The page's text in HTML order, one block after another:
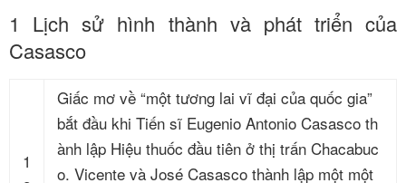
1
Lịch sử hình thành và phát triển của
Casasco
1
Giấc mơ về “một tương lai vĩ đại của quốc gia”
bắt đầu khi Tiến sĩ Eugenio Antonio Casasco th
ành lập Hiệu thuốc đầu tiên ở thị trấn Chacabuc
o. Vicente và José Casasco thành lập một một